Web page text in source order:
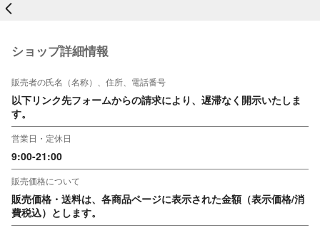
戻る
ショップ詳細情報
販売者の氏名（名称）、住所、電話番号
以下リンク先フォームからの請求により、遅滞なく開示いたしま
す。
営業日・定休日
9:00-21:00
販売価格について
販売価格・送料は、各商品ページに表示された金額（表示価格/消
費税込）とします。